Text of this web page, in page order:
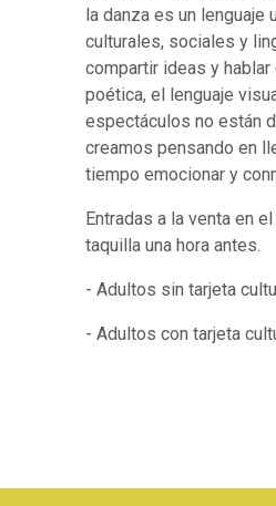
la danza es un
culturales, sociales y
compartir ideas y
poética, el lenguaje
espectáculos no están
creamos pensando en
tiempo emocionar y
Entradas a la venta en
taquilla una hora antes.
- Adultos sin tarjeta
- Adultos con tarjeta